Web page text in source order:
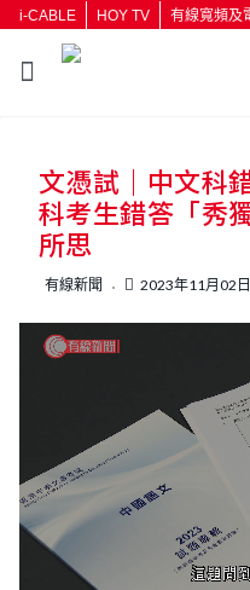
i-CABLE HOY TV 有線寬頻及
文憑試｜中文科
科考生錯答「秀
所思
有線新聞 2023年11月02日